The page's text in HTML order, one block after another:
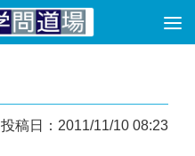
投稿日：2011/11/10 08:23